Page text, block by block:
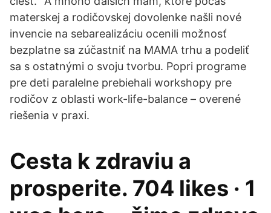
materskej a rodičovskej dovolenke našli nové
invencie na sebarealizáciu ocenili možnosť
bezplatne sa zúčastniť na MAMA trhu a podeliť
sa s ostatnými o svoju tvorbu. Popri programe
pre deti paralelne prebiehali workshopy pre
rodičov z oblasti work-life-balance – overené
riešenia v praxi.
Cesta k zdraviu a
prosperite. 704 likes · 1